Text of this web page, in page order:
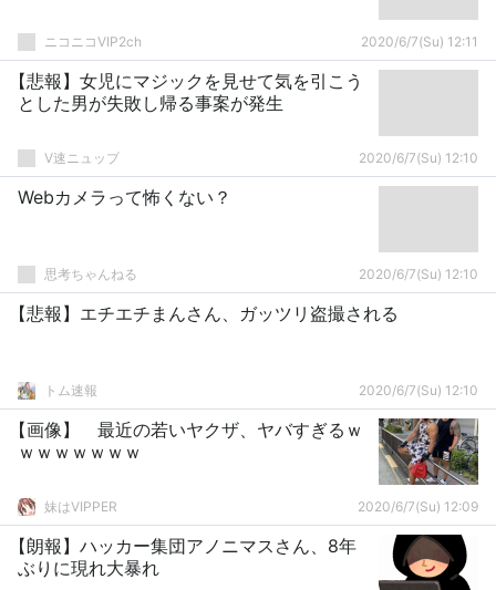
ニコニコVIP2ch 2020/6/7(Su) 12:11
【悲報】女児にマジックを見せて気を引こう
とした男が失敗し帰る事案が発生
V速ニュップ 2020/6/7(Su) 12:10
Webカメラって怖くない？
思考ちゃんねる 2020/6/7(Su) 12:10
【悲報】エチエチまんさん、ガッツリ盗撮される
トム速報 2020/6/7(Su) 12:10
【画像】 最近の若いヤクザ、ヤバすぎるｗ
ｗｗｗｗｗｗｗ
妹はVIPPER 2020/6/7(Su) 12:09
【朗報】ハッカー集団アノニマスさん、8年
ぶりに現れ大暴れ